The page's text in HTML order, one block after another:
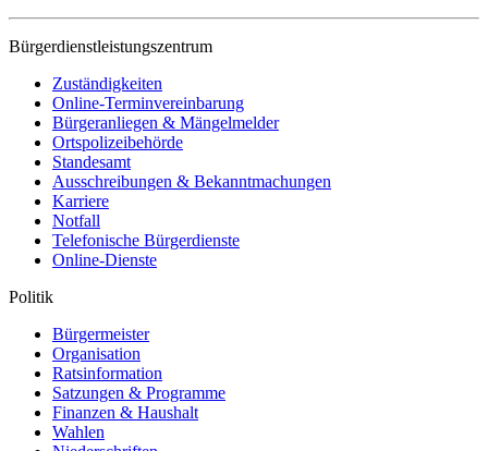
Bürgerdienstleistungszentrum
Zuständigkeiten
Online-Terminvereinbarung
Bürgeranliegen & Mängelmelder
Ortspolizeibehörde
Standesamt
Ausschreibungen & Bekanntmachungen
Karriere
Notfall
Telefonische Bürgerdienste
Online-Dienste
Politik
Bürgermeister
Organisation
Ratsinformation
Satzungen & Programme
Finanzen & Haushalt
Wahlen